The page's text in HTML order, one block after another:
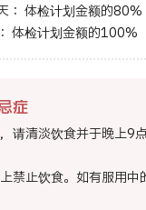
： 体检计划金额的80%
体检计划金额的100%
症
请清淡饮食并于晚上9
禁止饮食。如有服用中